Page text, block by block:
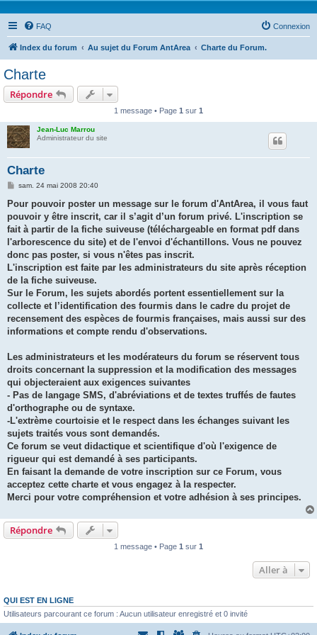
FAQ Connexion
Index du forum Au sujet du Forum AntArea Charte du Forum.
Charte
Répondre
1 message • Page 1 sur 1
Jean-Luc Marrou
Administrateur du site
Charte
M
s
a
g
sam. 24 mai 2008 20:40
Pour pouvoir poster un message sur le forum d'AntArea, il vous faut
pouvoir y être inscrit, car il s’agit d’un forum privé. L'inscription se
fait à partir de la fiche suiveuse (téléchargeable en format pdf dans
l'arborescence du site) et de l'envoi d'échantillons. Vous ne pouvez
donc pas poster, si vous n'êtes pas inscrit.
L'inscription est faite par les administrateurs du site après réception
de la fiche suiveuse.
Sur le Forum, les sujets abordés portent essentiellement sur la
collecte et l’identification des fourmis dans le cadre du projet de
recensement des espèces de fourmis françaises, mais aussi sur des
informations et compte rendu d'observations.
Les administrateurs et les modérateurs du forum se réservent tous
droits concernant la suppression et la modification des messages
qui objecteraient aux exigences suivantes
- Pas de langage SMS, d'abréviations et de textes truffés de fautes
d'orthographe ou de syntaxe.
-L'extrème courtoisie et le respect dans les échanges suivant les
sujets traités vous sont demandés.
Ce forum se veut didactique et scientifique d'où l'exigence de
rigueur qui est demandé à ses participants.
En faisant la demande de votre inscription sur ce Forum, vous
acceptez cette charte et vous engagez à la respecter.
Merci pour votre compréhension et votre adhésion à ses principes.
Répondre
1 message • Page 1 sur 1
Aller à
QUI EST EN LIGNE
Utilisateurs parcourant ce forum : Aucun utilisateur enregistré et 0 invité